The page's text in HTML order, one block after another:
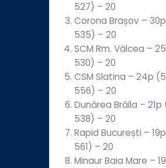
527) – 20
Corona Brașov –
535) – 20
SCM Rm. Vâlcea –
530) – 20
CSM Slatina – 24p
556) – 20
Dunărea Brăila –
538) – 20
Rapid București –
561) – 20
Minaur Baia Mare –